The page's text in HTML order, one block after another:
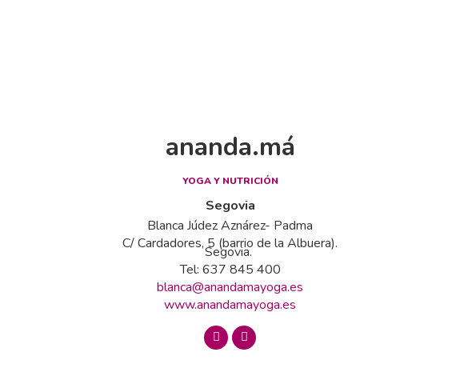
ananda.má
YOGA Y NUTRICIÓN
Segovia
Blanca Júdez Aznárez- Padma
C/ Cardadores, 5 (barrio de la Albuera).
Segovia.
Tel: 637 845 400
blanca@anandamayoga.es
www.anandamayoga.es